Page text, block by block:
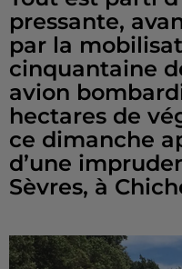
pressante,
par la
cinquantaine
avion
hectares de
ce dimanche
d’une
Sèvres, à